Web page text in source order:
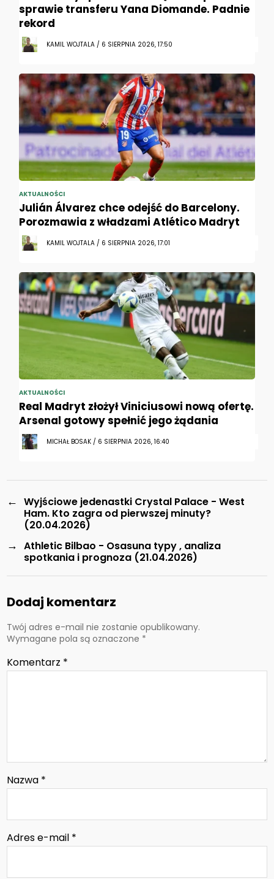
sprawie transferu Yana Diomande. Padnie
rekord
KAMIL WOJTALA / 6 SIERPNIA 2026, 17:50
AKTUALNOŚCI
Julián Álvarez chce odejść do Barcelony.
Porozmawia z władzami Atlético Madryt
KAMIL WOJTALA / 6 SIERPNIA 2026, 17:01
AKTUALNOŚCI
Real Madryt złożył Viniciusowi nową ofertę.
Arsenal gotowy spełnić jego żądania
MICHAŁ BOSAK / 6 SIERPNIA 2026, 16:40
← Wyjściowe jedenastki Crystal Palace - West
Ham. Kto zagra od pierwszej minuty?
(20.04.2026)
→ Athletic Bilbao - Osasuna typy , analiza
spotkania i prognoza (21.04.2026)
Dodaj komentarz
Twój adres e-mail nie zostanie opublikowany.
Wymagane pola są oznaczone *
Komentarz *
Nazwa *
Adres e-mail *